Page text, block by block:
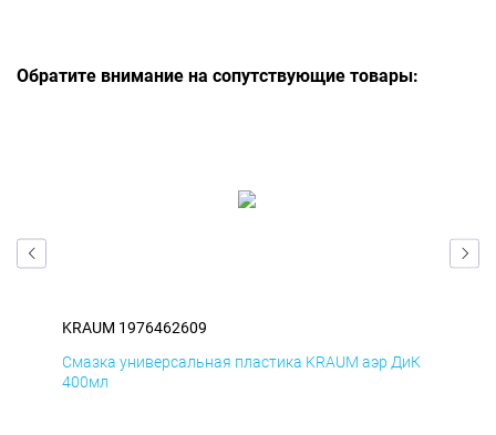
Обратите внимание на сопутствующие товары:
KRAUM 1976462609
Смазка универсальная пластика KRAUM аэр ДиК
400мл